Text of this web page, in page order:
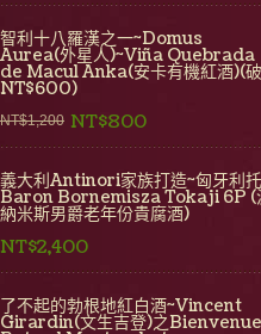
智利十八羅漢之一~Domus
Aurea(外星人)~Viña Quebrada
de Macul Anka(安卡有機紅酒)(
NT$600)
NT$1,200 NT$800
義大利Antinori家族打造~匈牙利
Baron Bornemisza Tokaji 6P (
納米斯男爵老年份貴腐酒)
NT$2,400
了不起的勃根地紅白酒~Vincent
Girardin(文生吉登)之